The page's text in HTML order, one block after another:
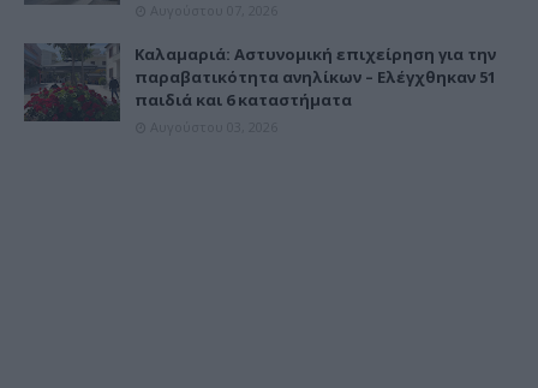
Καλαμαριά: Αστυνομική επιχείρηση για την
παραβατικότητα ανηλίκων – Ελέγχθηκαν 51
παιδιά και 6 καταστήματα